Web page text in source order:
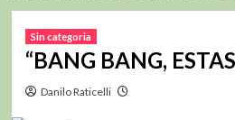
Sin categoria
“BANG BANG,
Danilo Raticelli